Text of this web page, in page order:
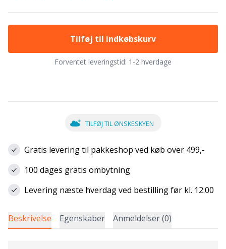
Tilføj til indkøbskurv
Forventet leveringstid: 1-2 hverdage
TILFØJ TIL ØNSKESKYEN
Gratis levering til pakkeshop ved køb over 499,-
100 dages gratis ombytning
Levering næste hverdag ved bestilling før kl. 12:00
Beskrivelse Egenskaber Anmeldelser (0)